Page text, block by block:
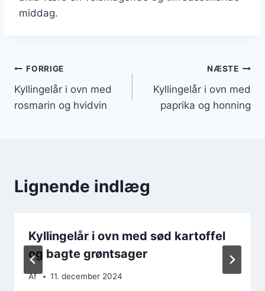
middag.
Indlægsnavigation
FORRIGE
Kyllingelår i ovn med
rosmarin og hvidvin
NÆSTE
Kyllingelår i ovn med
paprika og honning
Lignende indlæg
Kyllingelår i ovn med sød kartoffel
og bagte grøntsager
Af 11. december 2024